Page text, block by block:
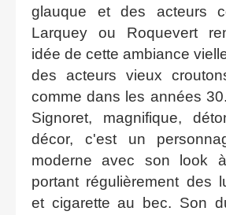
glauque et des acteurs
Larquey ou Roquevert
idée de cette ambiance
des acteurs vieux
comme dans les années
Signoret, magnifique,
décor, c'est un
moderne avec son look
portant régulièrement des
et cigarette au bec. Son